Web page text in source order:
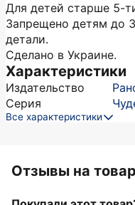
Для детей старше 5-
Запрещено детям до
детали.
Сделано в Украине.
Характеристики
Издательство
Серия
Все характеристики
Отзывы на товар